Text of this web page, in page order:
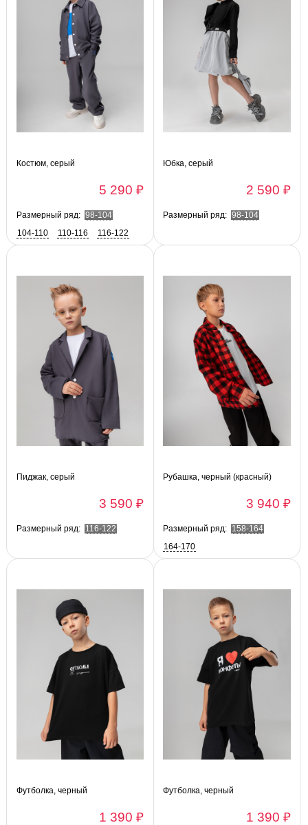
Костюм, серый
5 290 ₽
Размерный ряд: 98-104
104-110
110-116
116-122
Юбка, серый
2 590 ₽
Размерный ряд: 98-104
Пиджак, серый
3 590 ₽
Размерный ряд: 116-122
Рубашка, черный (красный)
3 940 ₽
Размерный ряд: 158-164
164-170
Футболка, черный
1 390 ₽
Футболка, черный
1 390 ₽